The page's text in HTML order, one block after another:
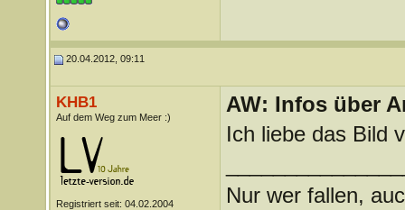
20.04.2012, 09:11
KHB1
Auf dem Weg zum Meer :)
Registriert seit: 04.02.2004
AW: Infos über
Ich liebe das Bild
Nur wer fallen,